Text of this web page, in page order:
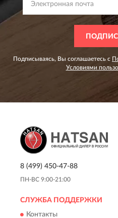
Подписываясь, Вы соглашаетесь с
Условиями
8 (499) 450-47-88
ПН-ВС 9:00-21:00
СЛУЖБА ПОДДЕРЖКИ
Контакты